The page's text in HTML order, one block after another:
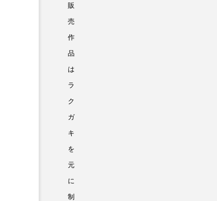
販
売
作
品
は
ラ
ク
ガ
キ
を
元
に
制